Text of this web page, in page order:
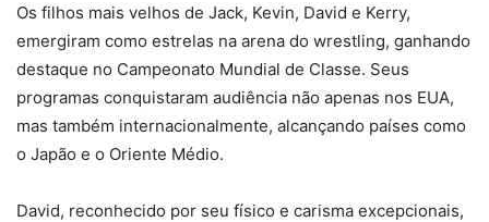
Os filhos mais velhos de Jack, Kevin, David e Kerry,
emergiram como estrelas na arena do wrestling, ganhando
destaque no Campeonato Mundial de Classe. Seus
programas conquistaram audiência não apenas nos EUA,
mas também internacionalmente, alcançando países como
o Japão e o Oriente Médio.
David, reconhecido por seu físico e carisma excepcionais,